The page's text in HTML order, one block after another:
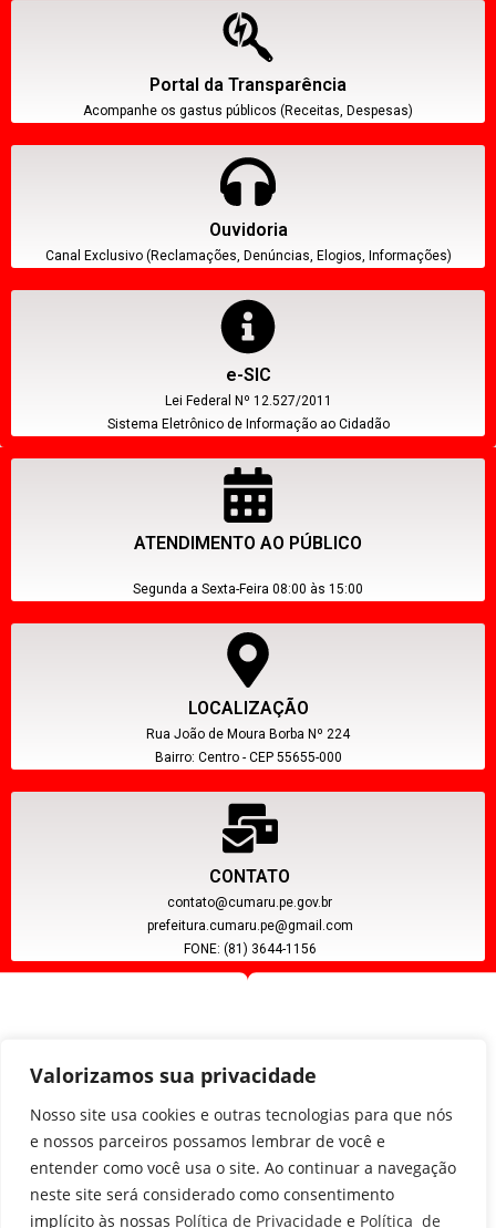
Valorizamos sua privacidade
Nosso site usa cookies e outras tecnologias para que nós
e nossos parceiros possamos lembrar de você e
entender como você usa o site. Ao continuar a navegação
neste site será considerado como consentimento
implícito às nossas Política de Privacidade e Política de
Portal da Transparência
Acompanhe os gastus públicos (Receitas, Despesas)
Ouvidoria
Canal Exclusivo (Reclamações, Denúncias, Elogios, Informações)
e-SIC
Lei Federal Nº 12.527/2011
Sistema Eletrônico de Informação ao Cidadão
ATENDIMENTO AO PÚBLICO
Segunda a Sexta-Feira 08:00 às 15:00
LOCALIZAÇÃO
Rua João de Moura Borba Nº 224
Bairro: Centro - CEP 55655-000
CONTATO
contato@cumaru.pe.gov.br
prefeitura.cumaru.pe@gmail.com
FONE: (81) 3644-1156
CNPJ: 11.097.391/0001-20